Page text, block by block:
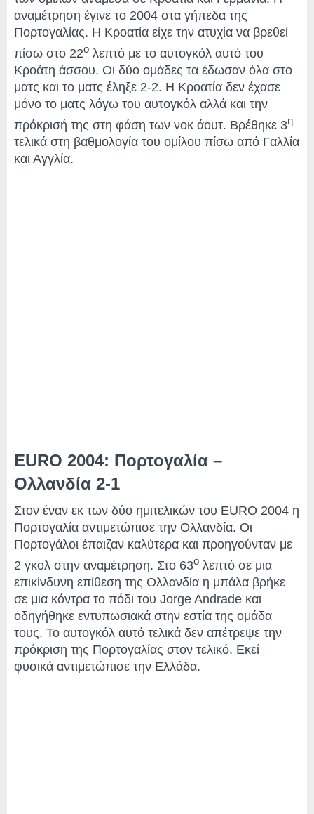
αναμέτρηση έγινε το 2004 στα γήπεδα της
Πορτογαλίας. Η Κροατία είχε την ατυχία να βρεθεί
πίσω στο 22ο λεπτό με το αυτογκόλ αυτό του
Κροάτη άσσου. Οι δύο ομάδες τα έδωσαν όλα στο
ματς και το ματς έληξε 2-2. Η Κροατία δεν έχασε
μόνο το ματς λόγω του αυτογκόλ αλλά και την
πρόκρισή της στη φάση των νοκ άουτ. Βρέθηκε 3η
τελικά στη βαθμολογία του ομίλου πίσω από Γαλλία
και Αγγλία.
EURO 2004: Πορτογαλία –
Ολλανδία 2-1
Στον έναν εκ των δύο ημιτελικών του EURO 2004 η
Πορτογαλία αντιμετώπισε την Ολλανδία. Οι
Πορτογάλοι έπαιζαν καλύτερα και προηγούνταν με
2 γκολ στην αναμέτρηση. Στο 63ο λεπτό σε μια
επικίνδυνη επίθεση της Ολλανδία η μπάλα βρήκε
σε μια κόντρα το πόδι του Jorge Andrade και
οδηγήθηκε εντυπωσιακά στην εστία της ομάδα
τους. Το αυτογκόλ αυτό τελικά δεν απέτρεψε την
πρόκριση της Πορτογαλίας στον τελικό. Εκεί
φυσικά αντιμετώπισε την Ελλάδα.